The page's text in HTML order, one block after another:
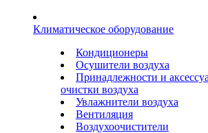
Климатическое оборудование
Кондиционеры
Осушители воздуха
Принадлежности и
очистки воздуха
Увлажнители воздуха
Вентиляция
Воздухоочистители